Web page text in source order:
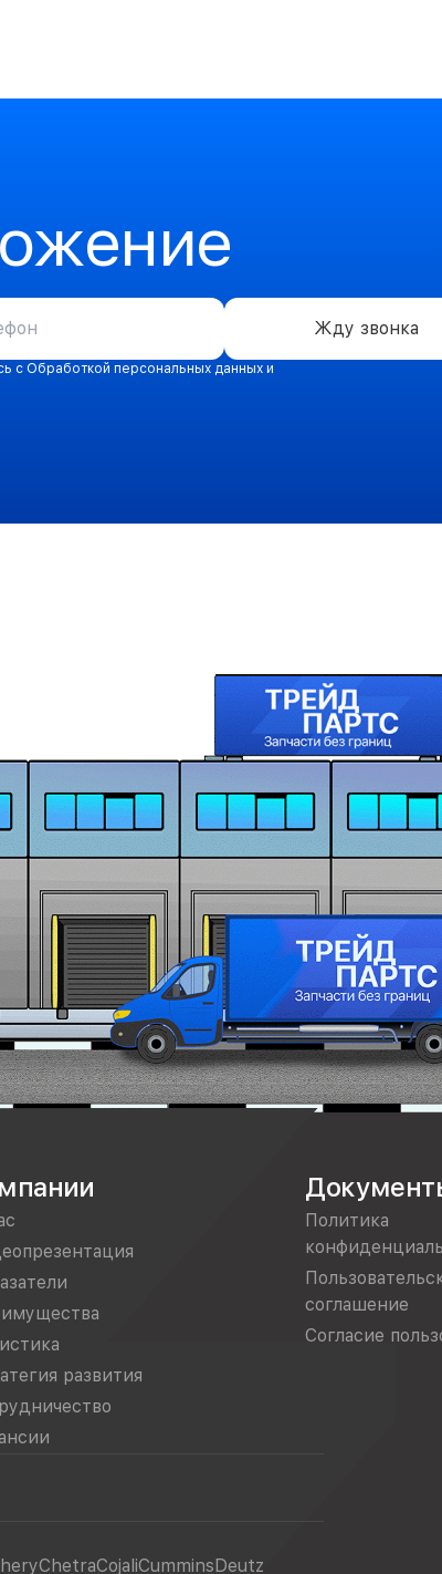
Жду звонка
с Обработкой персональных данных и
развития
Политика
соглашение
Согласие
ChetraCojaliCumminsDeutz